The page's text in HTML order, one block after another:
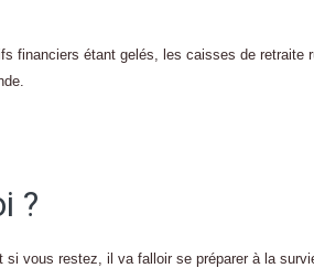
financiers étant gelés, les caisses de
?
si vous restez, il va falloir se préparer à la